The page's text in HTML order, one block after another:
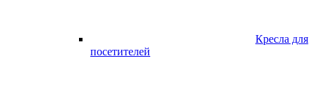
Кресла для
посетителей